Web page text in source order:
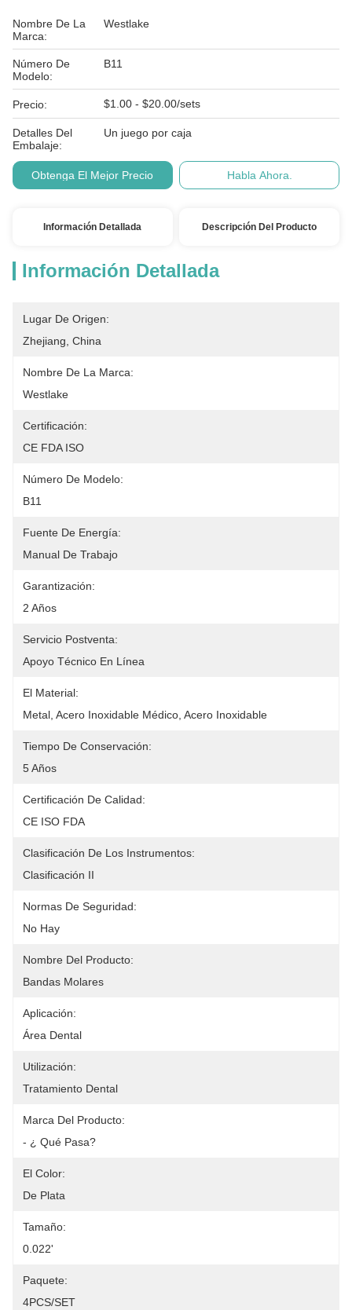
Nombre De La
Marca:
Westlake
Número De
Modelo:
B11
Precio: $1.00 - $20.00/sets
Detalles Del
Embalaje:
Un juego por caja
Obtenga El Mejor Precio Habla Ahora.
Información Detallada Descripción Del Producto
Información Detallada
Lugar De Origen:
Zhejiang, China
Nombre De La Marca:
Westlake
Certificación:
CE FDA ISO
Número De Modelo:
B11
Fuente De Energía:
Manual De Trabajo
Garantización:
2 Años
Servicio Postventa:
Apoyo Técnico En Línea
El Material:
Metal, Acero Inoxidable Médico, Acero Inoxidable
Tiempo De Conservación:
5 Años
Certificación De Calidad:
CE ISO FDA
Clasificación De Los Instrumentos:
Clasificación II
Normas De Seguridad:
No Hay
Nombre Del Producto:
Bandas Molares
Aplicación:
Área Dental
Utilización:
Tratamiento Dental
Marca Del Producto:
- ¿ Qué Pasa?
El Color:
De Plata
Tamaño:
0.022'
Paquete:
4PCS/SET